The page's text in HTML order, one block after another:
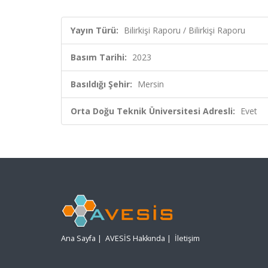
Yayın Türü: Bilirkişi Raporu / Bilirkişi Raporu
Basım Tarihi: 2023
Basıldığı Şehir: Mersin
Orta Doğu Teknik Üniversitesi Adresli: Evet
Ana Sayfa | AVESİS Hakkında | İletişim